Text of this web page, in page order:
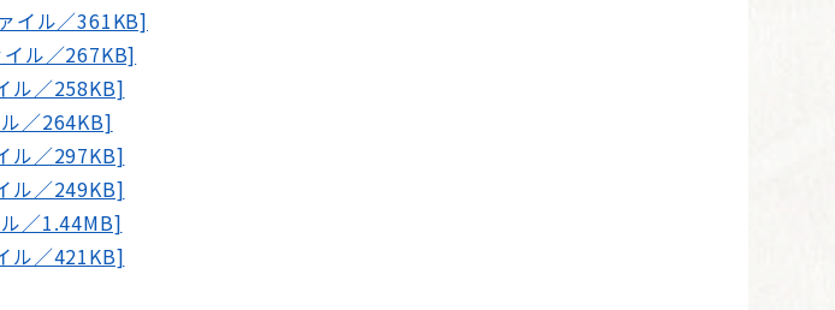
イル／361KB]
ル／267KB]
ル／258KB]
／264KB]
ル／297KB]
ル／249KB]
／1.44MB]
ル／421KB]